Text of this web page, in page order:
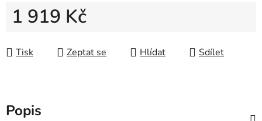
1 919 Kč
Tisk
Zeptat se Hlídat Sdílet
Popis